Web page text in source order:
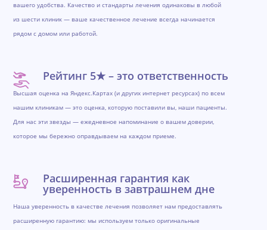
вашего удобства. Качество и стандарты лечения одинаковы в любой
из шести клиник — ваше качественное лечение всегда начинается
рядом с домом или работой.
Рейтинг 5★ – это ответственность
Высшая оценка на Яндекс.Картах (и других интернет ресурсах) по всем
нашим клиникам — это оценка, которую поставили вы, наши пациенты.
Для нас эти звезды — ежедневное напоминание о вашем доверии,
которое мы бережно оправдываем на каждом приеме.
Расширенная гарантия как
уверенность в завтрашнем дне
Наша уверенность в качестве лечения позволяет нам предоставлять
расширенную гарантию: мы используем только оригинальные